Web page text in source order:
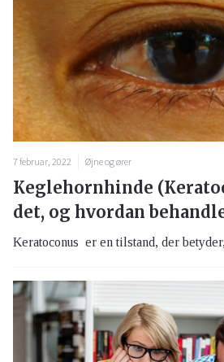
7 februar, 2022 Øjne og ører
Keglehornhinde
det, og hvordan
Keratoconus er en tilstand, der